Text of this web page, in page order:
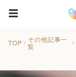
TOP
その他記事一
覧